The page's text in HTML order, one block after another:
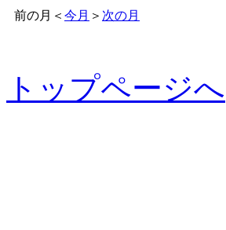
前の月 ＜ 今月 ＞ 次の月
トップページへ